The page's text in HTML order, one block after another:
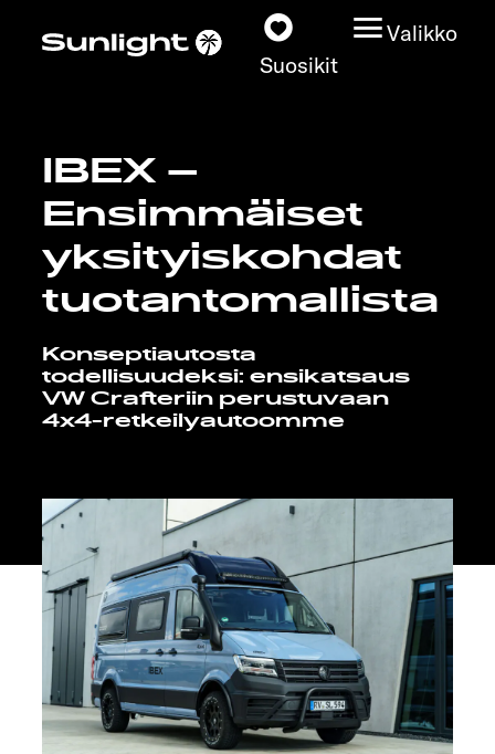
Suosikit
Valikko
Matkailuautot
Konfiguraattori
Löydä oma Sunlightisi
Kauppiashaku
Tutustu
IBEX –
Ensimmäiset
yksityiskohdat
tuotantomallista
Konseptiautosta
todellisuudeksi: ensikatsaus
VW Crafteriin perustuvaan
4x4-retkeilyautoomme